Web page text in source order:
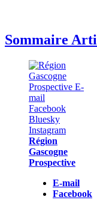
Sommaire
Région
Gascogne
Prospective
E-mail
Facebook